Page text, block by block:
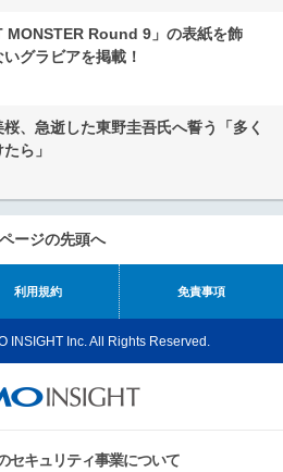
MONSTER Round 9」の表紙を飾
グラビアを掲載！
、急逝した東野圭吾氏へ誓う「多く
ら」
ページの先頭へ
利用規約 免責事項
INSIGHT Inc. All Rights Reserved.
セキュリティ事業について